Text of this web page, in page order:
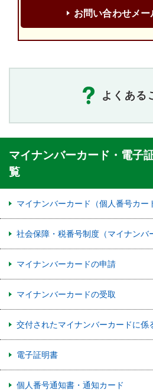
お問い合わせメ
よくある
マイナンバーカード・電子
覧
マイナンバーカード（個人番号カー
社会保障・税番号制度（マイナンバ
マイナンバーカードの申請
マイナンバーカードの受取
交付されたマイナンバーカードに係
電子証明書
個人番号通知書・通知カード